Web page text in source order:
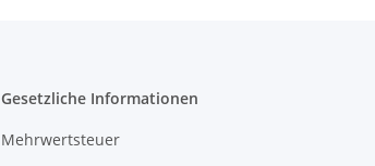
Gesetzliche Informationen
Mehrwertsteuer